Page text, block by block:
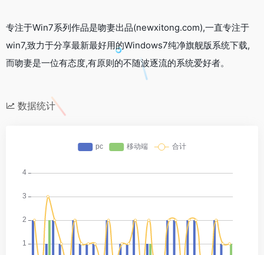
专注于Win7系列作品是吻妻出品(newxitong.com),一直专注于
win7,致力于分享最新最好用的Windows7纯净旗舰版系统下载,
而吻妻是一位有态度,有原则的不随波逐流的系统爱好者。
数据统计